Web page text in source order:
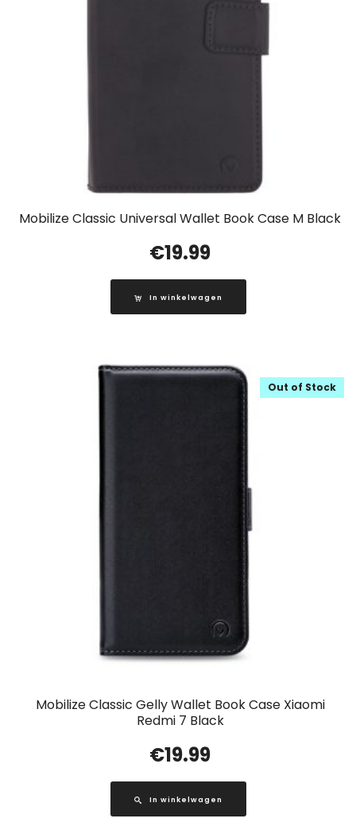
Mobilize Classic Universal Wallet Book Case M Black
€19.99
In winkelwagen
Mobilize Classic Gelly Wallet Book Case Xiaomi
Redmi 7 Black
Out of Stock
€19.99
In winkelwagen